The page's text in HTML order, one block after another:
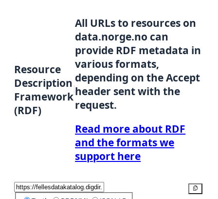
Resource
Description
Framework
(RDF)
All URLs to resources on
data.norge.no can
provide RDF metadata in
various formats,
depending on the Accept
header sent with the
request.
Read more about RDF
and the formats we
support here